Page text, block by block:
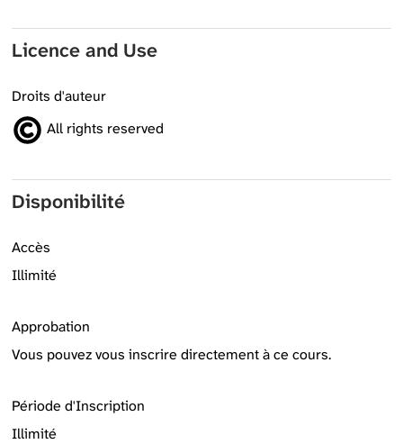
Licence and Use
Droits d'auteur
All rights reserved
Disponibilité
Accès
Illimité
Approbation
Vous pouvez vous inscrire directement à ce cours.
Période d'Inscription
Illimité